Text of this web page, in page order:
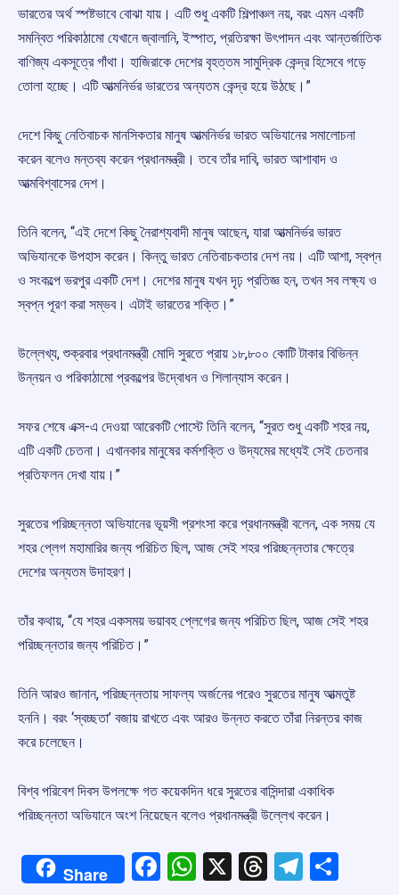
ভারতের অর্থ স্পষ্টভাবে বোঝা যায়। এটি শুধু একটি শিল্পাঞ্চল নয়, বরং এমন একটি
সমন্বিত পরিকাঠামো যেখানে জ্বালানি, ইস্পাত, প্রতিরক্ষা উৎপাদন এবং আন্তর্জাতিক
বাণিজ্য একসূত্রে গাঁথা। হাজিরাকে দেশের বৃহত্তম সামুদ্রিক কেন্দ্র হিসেবে গড়ে
তোলা হচ্ছে। এটি আত্মনির্ভর ভারতের অন্যতম কেন্দ্র হয়ে উঠছে।”
দেশে কিছু নেতিবাচক মানসিকতার মানুষ আত্মনির্ভর ভারত অভিযানের সমালোচনা
করেন বলেও মন্তব্য করেন প্রধানমন্ত্রী। তবে তাঁর দাবি, ভারত আশাবাদ ও
আত্মবিশ্বাসের দেশ।
তিনি বলেন, “এই দেশে কিছু নৈরাশ্যবাদী মানুষ আছেন, যারা আত্মনির্ভর ভারত
অভিযানকে উপহাস করেন। কিন্তু ভারত নেতিবাচকতার দেশ নয়। এটি আশা, স্বপ্ন
ও সংকল্পে ভরপুর একটি দেশ। দেশের মানুষ যখন দৃঢ় প্রতিজ্ঞ হন, তখন সব লক্ষ্য ও
স্বপ্ন পূরণ করা সম্ভব। এটাই ভারতের শক্তি।”
উল্লেখ্য, শুক্রবার প্রধানমন্ত্রী মোদি সুরতে প্রায় ১৮,৮০০ কোটি টাকার বিভিন্ন
উন্নয়ন ও পরিকাঠামো প্রকল্পের উদ্বোধন ও শিলান্যাস করেন।
সফর শেষে এক্স-এ দেওয়া আরেকটি পোস্টে তিনি বলেন, “সুরত শুধু একটি শহর নয়,
এটি একটি চেতনা। এখানকার মানুষের কর্মশক্তি ও উদ্যমের মধ্যেই সেই চেতনার
প্রতিফলন দেখা যায়।”
সুরতের পরিচ্ছন্নতা অভিযানের ভূয়সী প্রশংসা করে প্রধানমন্ত্রী বলেন, এক সময় যে
শহর প্লেগ মহামারির জন্য পরিচিত ছিল, আজ সেই শহর পরিচ্ছন্নতার ক্ষেত্রে
দেশের অন্যতম উদাহরণ।
তাঁর কথায়, “যে শহর একসময় ভয়াবহ প্লেগের জন্য পরিচিত ছিল, আজ সেই শহর
পরিচ্ছন্নতার জন্য পরিচিত।”
তিনি আরও জানান, পরিচ্ছন্নতায় সাফল্য অর্জনের পরেও সুরতের মানুষ আত্মতুষ্ট
হননি। বরং ‘স্বচ্ছতা’ বজায় রাখতে এবং আরও উন্নত করতে তাঁরা নিরন্তর কাজ
করে চলেছেন।
বিশ্ব পরিবেশ দিবস উপলক্ষে গত কয়েকদিন ধরে সুরতের বাসিন্দারা একাধিক
পরিচ্ছন্নতা অভিযানে অংশ নিয়েছেন বলেও প্রধানমন্ত্রী উল্লেখ করেন।
Share Facebook
WhatsApp
X Threads